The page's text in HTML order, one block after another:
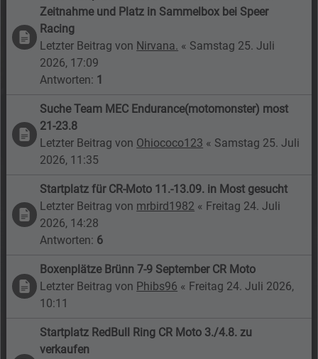
Zeitnahme und Platz in Sammelbox bei Speer
Racing
Letzter Beitrag von Nirvana. « Samstag 25. Juli
2026, 17:09
Antworten: 1
Suche Team MEC Endurance(motomonster) most
21-23.8
Letzter Beitrag von Ohiococo123 « Samstag 25. Juli
2026, 11:35
Startplatz für CR-Moto 11.-13.09. in Most gesucht
Letzter Beitrag von mrbird1982 « Freitag 24. Juli
2026, 14:28
Antworten: 6
Boxenplätze Brünn 7-9 September CR Moto
Letzter Beitrag von Phibs96 « Freitag 24. Juli 2026,
10:11
Startplatz RedBull Ring CR Moto 3./4.8. zu
verkaufen